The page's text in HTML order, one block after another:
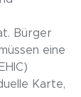
Bürger
eine
Karte,